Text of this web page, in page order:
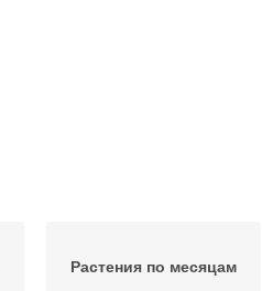
Растения по месяцам